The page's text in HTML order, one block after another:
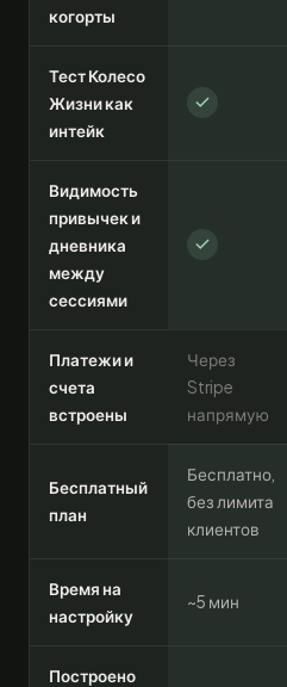
когорты
Тест Колесо
Жизни как
интейк
Видимость
привычек и
дневника
между
сессиями
Платежи и
счета
встроены
Через
Stripe
напрямую
Бесплатный
план
Бесплатно,
без лимита
клиентов
Время на
настройку
~5 мин
Построено